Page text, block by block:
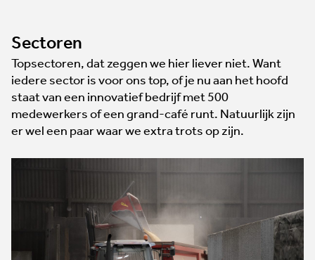
Sectoren
Topsectoren, dat zeggen we hier liever niet. Want
iedere sector is voor ons top, of je nu aan het hoofd
staat van een innovatief bedrijf met 500
medewerkers of een grand-café runt. Natuurlijk zijn
er wel een paar waar we extra trots op zijn.